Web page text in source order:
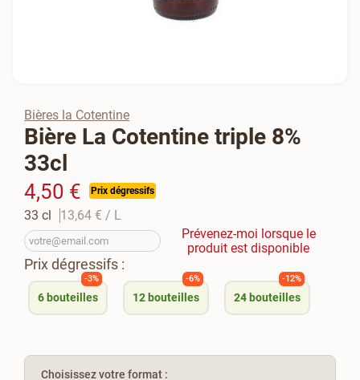
Bières la Cotentine
Bière La Cotentine triple 8%
33cl
4,50 € Prix dégressifs
33 cl 13,64 € / L
Prévenez-moi lorsque le
produit est disponible
Prix dégressifs :
6 bouteilles
-3%
12 bouteilles
-6%
24 bouteilles
-12%
Choisissez votre format :